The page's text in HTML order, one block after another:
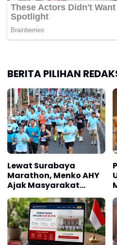
BERITA PILIHAN
Lewat Surabaya
Marathon, Menko AHY
Ajak Masyarakat
Bangun Bangsa Sehat
dan Produktif